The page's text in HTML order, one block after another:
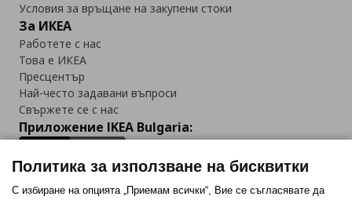
Условия за връщане на закупени стоки
За ИКЕА
Работете с нас
Това е ИКЕА
Пресцентър
Най-често задавани въпроси
Свържете се с нас
Приложение IKEA Bulgaria:
Политика за използване на бисквитки
С избиране на опцията „Приемам всички“, Вие се съгласявате да